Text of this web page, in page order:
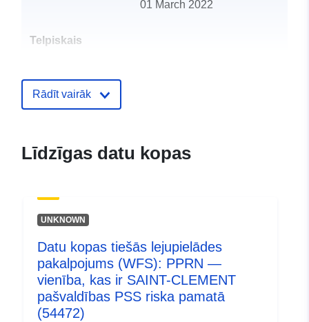
01 March 2022
Telpiskais
Identifikatori:
3355-43d5-8604-
4d48-874f-7d0c083e60b5
Tips:
Avoti:
http://inspire.ec.europa.eu/
codelist/SpatialDataServiceType/
Rādīt vairāk
Līdzīgas datu kopas
UNKNOWN
Datu kopas tiešās lejupielādes
pakalpojums (WFS): PPRN —
vienība, kas ir SAINT-CLEMENT
pašvaldības PSS riska pamatā
(54472)